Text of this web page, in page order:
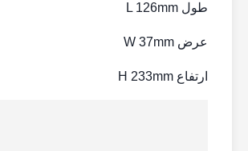
طول L 126mm
عرض W 37mm
ارتفاع H 233mm